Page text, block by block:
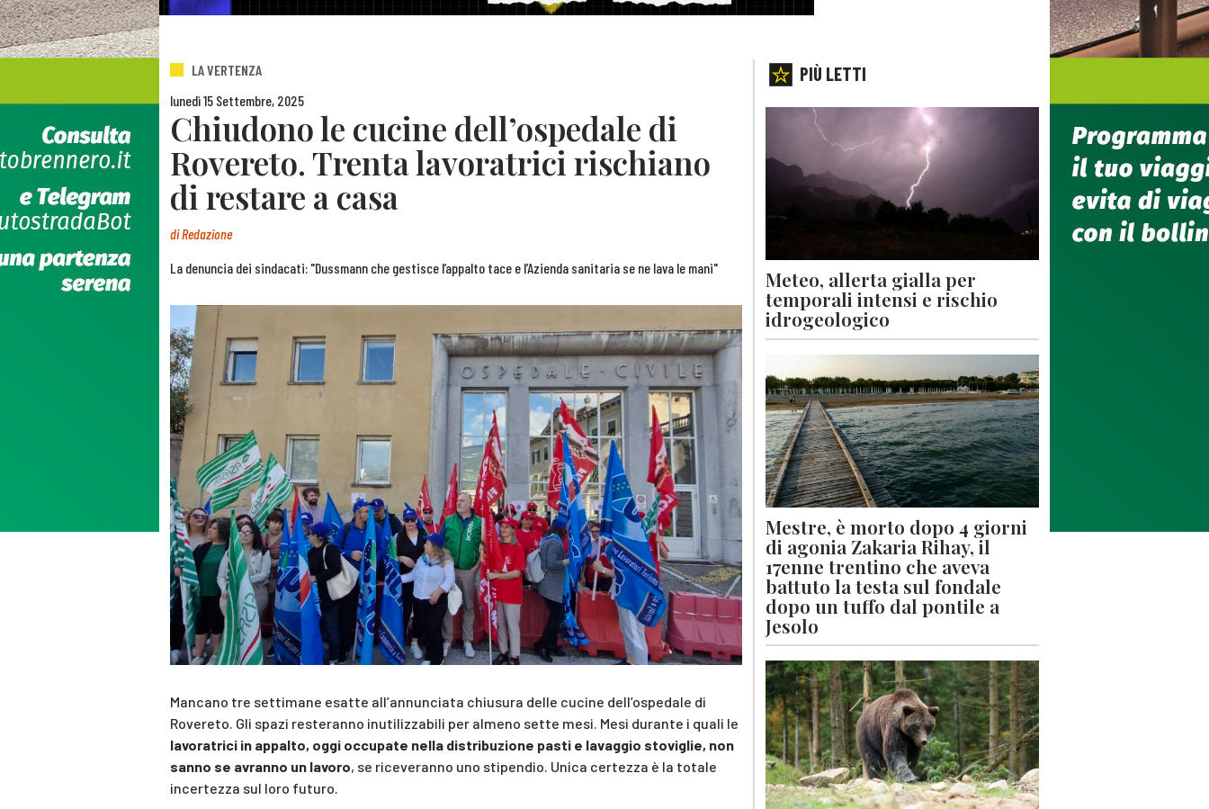
LA VERTENZA
lunedì 15 Settembre, 2025
Chiudono le cucine dell’ospedale di
Rovereto. Trenta lavoratrici rischiano
di restare a casa
diRedazione
La denuncia dei sindacati: "Dussmann che gestisce l’appalto tace e l’Azienda sanitaria se ne lava le mani"
Mancano tre settimane esatte all’annunciata chiusura delle cucine dell’ospedale di
Rovereto. Gli spazi resteranno inutilizzabili per almeno sette mesi. Mesi durante i quali le
lavoratrici in appalto, oggi occupate nella distribuzione pasti e lavaggio stoviglie, non
sanno se avranno un lavoro, se riceveranno uno stipendio. Unica certezza è la totale
incertezza sul loro futuro.
PIÙ LETTI
Meteo, allerta gialla per
temporali intensi e rischio
idrogeologico
Mestre, è morto dopo 4 giorni
di agonia Zakaria Rihay, il
17enne trentino che aveva
battuto la testa sul fondale
dopo un tuffo dal pontile a
Jesolo